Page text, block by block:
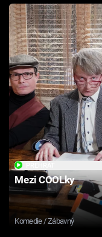
Mezi COOLky
Komedie / Zábavný